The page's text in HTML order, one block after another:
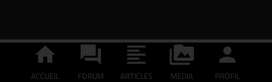
ACCUEIL FORUM ARTICLES MEDIA PROFIL